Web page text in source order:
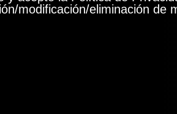
modificación/eliminación de